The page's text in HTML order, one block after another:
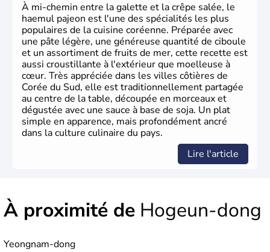
À mi-chemin entre la galette et la crêpe salée, le
haemul pajeon est l'une des spécialités les plus
populaires de la cuisine coréenne. Préparée avec
une pâte légère, une généreuse quantité de ciboule
et un assortiment de fruits de mer, cette recette est
aussi croustillante à l'extérieur que moelleuse à
cœur. Très appréciée dans les villes côtières de
Corée du Sud, elle est traditionnellement partagée
au centre de la table, découpée en morceaux et
dégustée avec une sauce à base de soja. Un plat
simple en apparence, mais profondément ancré
dans la culture culinaire du pays.
Lire l'article
À proximité de Hogeun-dong
Yeongnam-dong